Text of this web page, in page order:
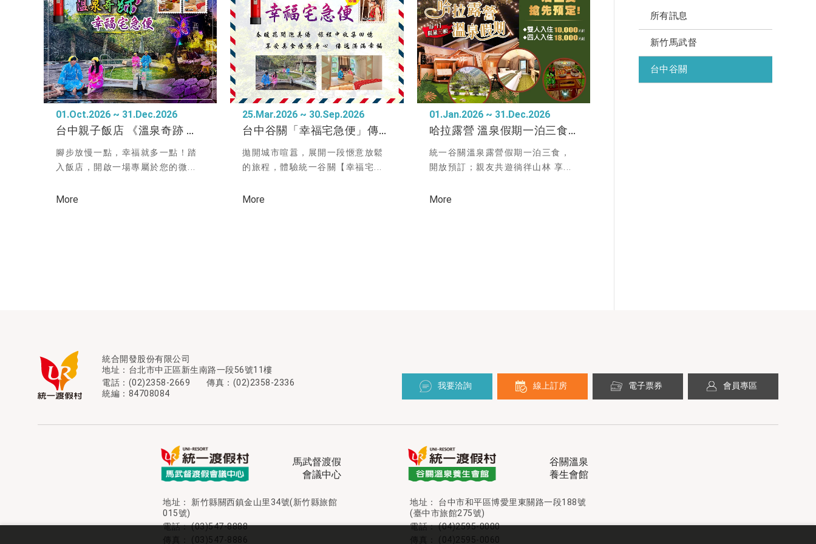
01.Oct.2026 ~ 31.Dec.2026
台中親子飯店 《溫泉奇跡 幸福宅急便》親子泡湯 x 幸福任務，解鎖驚喜好禮
腳步放慢一點，幸福就多一點！踏
入飯店，開啟一場專屬於您的微...
More
25.Mar.2026 ~ 30.Sep.2026
台中谷關「幸福宅急便」傳遞溫度 親子飯店推薦
拋開城市喧囂，展開一段愜意放鬆
的旅程，體驗統一谷關【幸福宅...
More
01.Jan.2026 ~ 31.Dec.2026
哈拉露營 溫泉假期一泊三食 親友團聚歡樂首選
統一谷關溫泉露營假期一泊三食，
開放預訂；親友共遊徜徉山林 享...
More
所有訊息
新竹馬武督
台中谷關
統合開發股份有限公司
地址： 台北市中正區新生南路一段56號11樓
電話： (02)2358-2669
傳真：(02)2358-2336
統編：84708084
我要洽詢 線上訂房 電子票券 會員專區
馬武督渡假
會議中心
地址： 新竹縣關西鎮金山里34號(新竹縣旅館
015號)
電話：(03)547-8888
傳真： (03)547-8886
谷關溫泉
養生會館
地址： 台中市和平區博愛里東關路一段188號
(臺中市旅館275號)
電話：(04)2595-0000
傳真： (04)2595-0060